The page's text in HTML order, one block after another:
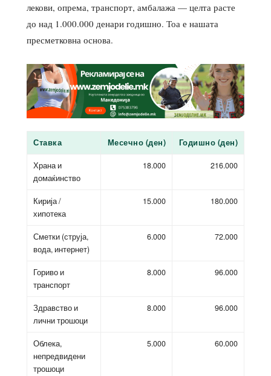
лекови, опрема, транспорт, амбалажа — целта расте
до над 1.000.000 денари годишно. Тоа е нашата
пресметковна основа.
Ставка Месечно (ден) Годишно (ден)
Храна и
домаќинство
18.000 216.000
Кирија /
хипотека
15.000 180.000
Сметки (струја,
вода, интернет)
6.000 72.000
Гориво и
транспорт
8.000 96.000
Здравство и
лични трошоци
8.000 96.000
Облека,
непредвидени
трошоци
5.000 60.000